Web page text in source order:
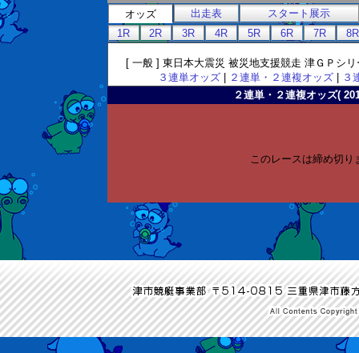
オッズ 出走表
スタート展示
1R
2R 3R 4R 5R 6R 7R 8R
[ 一般 ] 東日本大震災 被災地支援競走 津ＧＰシ
３連単オッズ| ２連単・２連複オッズ|
３
２連単・２連複オッズ(
このレースは締め切り